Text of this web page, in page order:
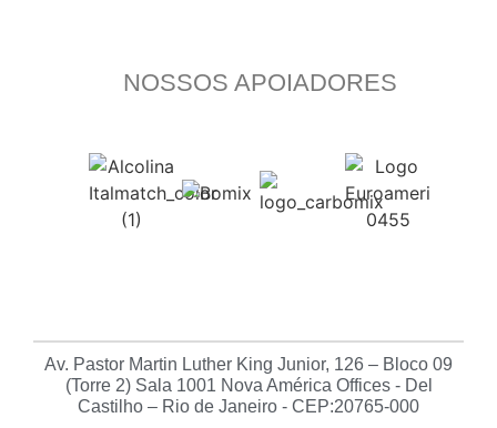
NOSSOS APOIADORES
Av. Pastor Martin Luther King Junior, 126 – Bloco 09
(Torre 2) Sala 1001 Nova América Offices - Del
Castilho – Rio de Janeiro - CEP:20765-000